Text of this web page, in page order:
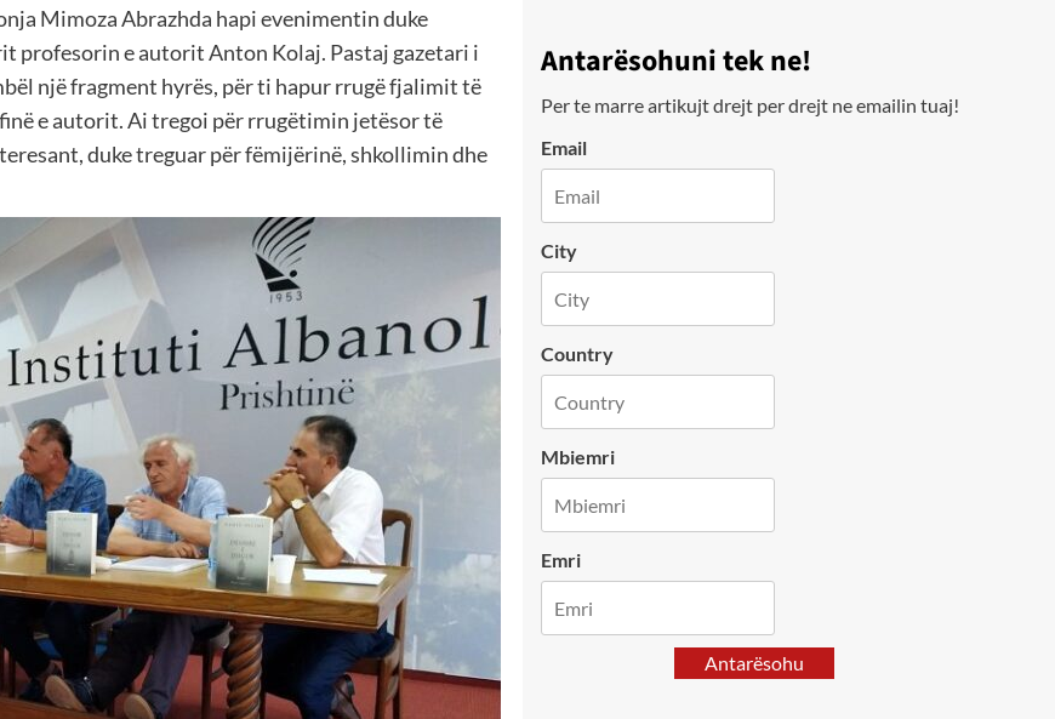
Mimoza Abrazhda hapi evenimentin duke
profesorin e autorit Anton Kolaj. Pastaj gazetari i
një fragment hyrës, për ti hapur rrugë fjalimit të
e autorit. Ai tregoi për rrugëtimin jetësor të
duke treguar për fëmijërinë, shkollimin dhe
Antarësohuni tek ne!
Per te marre artikujt drejt per drejt ne emailin tuaj!
Email
City
Country
Mbiemri
Emri
Antarësohu